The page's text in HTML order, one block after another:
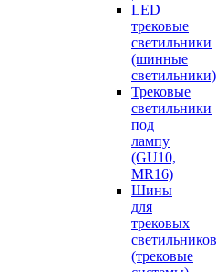
LED
трековые
светильники
(шинные
светильники)
Трековые
светильники
под
лампу
(GU10,
MR16)
Шины
для
трековых
светильников
(трековые